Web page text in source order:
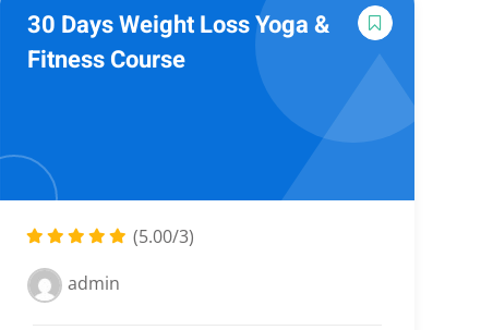
30 Days Weight Loss Yoga &
Fitness Course
(5.00/3)
admin